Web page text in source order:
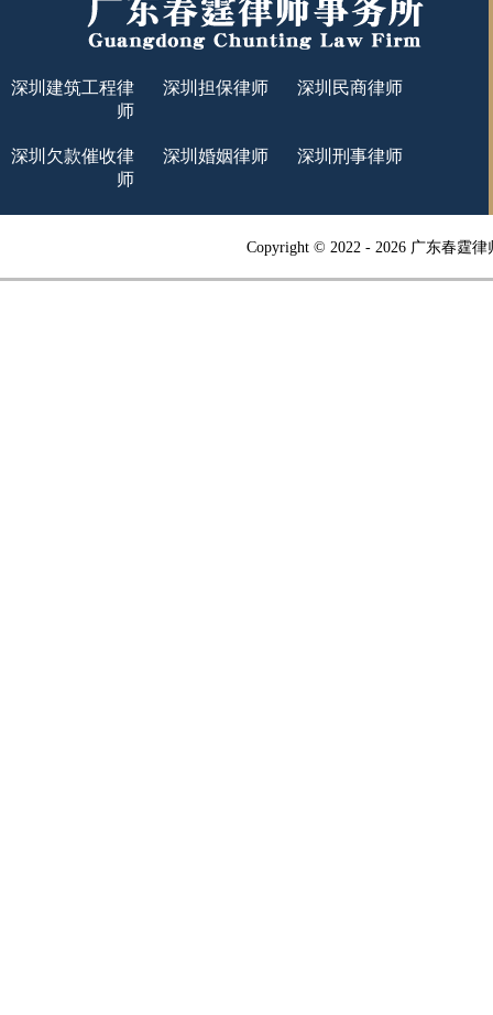
深圳建筑工程律
师
深圳担保律师 深圳民商律师
深圳欠款催收律
师
深圳婚姻律师 深圳刑事律师
Copyright © 2022 - 2026 广东春霆